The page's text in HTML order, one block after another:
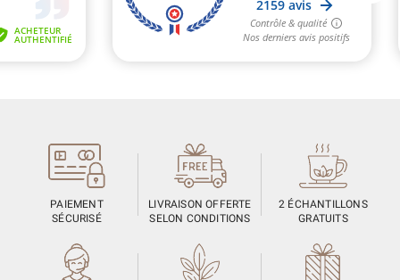
PAIEMENT
SÉCURISÉ
LIVRAISON OFFERTE
SELON CONDITIONS
2 ÉCHANTILLONS
GRATUITS